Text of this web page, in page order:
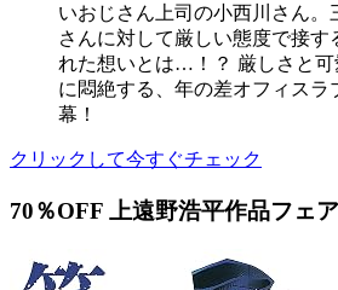
いおじさん上司の小西川さん。
さんに対して厳しい態度で接す
れた想いとは…！？ 厳しさと
に悶絶する、年の差オフィスラ
幕！
クリックして今すぐチェック
70％OFF 上遠野浩平作品フェア